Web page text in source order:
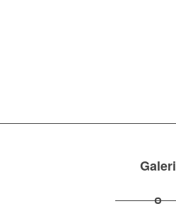
Galeri